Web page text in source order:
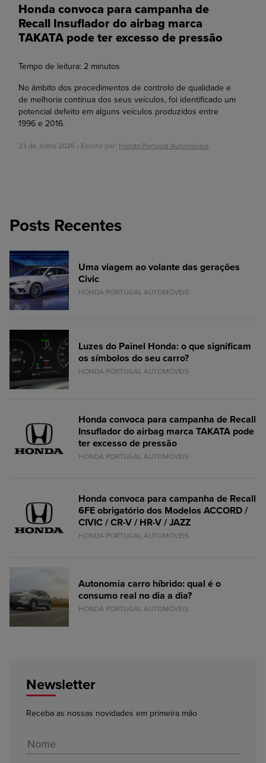
Honda convoca para campanha de
Recall Insuflador do airbag marca
TAKATA pode ter excesso de pressão
Tempo de leitura: 2 minutos
No âmbito dos procedimentos de controlo de qualidade e
de melhoria contínua dos seus veículos, foi identificado um
potencial defeito em alguns veículos produzidos entre
1996 e 2016.
23 de Julho 2026 • Escrito por: Honda Portugal Automóveis
Posts Recentes
Uma viagem ao volante das gerações
Civic
HONDA PORTUGAL AUTOMÓVEIS
Luzes do Painel Honda: o que significam
os símbolos do seu carro?
HONDA PORTUGAL AUTOMÓVEIS
Honda convoca para campanha de Recall
Insuflador do airbag marca TAKATA pode
ter excesso de pressão
HONDA PORTUGAL AUTOMÓVEIS
Honda convoca para campanha de Recall
6FE obrigatório dos Modelos ACCORD /
CIVIC / CR-V / HR-V / JAZZ
HONDA PORTUGAL AUTOMÓVEIS
Autonomia carro híbrido: qual é o
consumo real no dia a dia?
HONDA PORTUGAL AUTOMÓVEIS
Newsletter
Receba as nossas novidades em primeira mão